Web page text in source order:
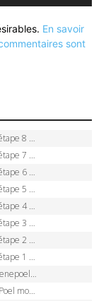
En savoir
sont
à 8 secondes
et Vollering piégées
en jaune
Prévot coule
Prévot en crise
maillot jaune
7e record
maillot jaune
battu au sprint
des cinq sacres